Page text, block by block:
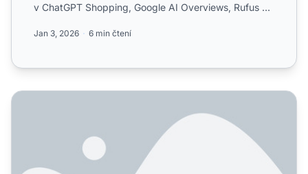
v ChatGPT Shopping, Google AI Overviews, Rufus a
Jan 3, 2026 6 min čtení
Jak optimalizovat své produkty pro AI nákupní asistenty